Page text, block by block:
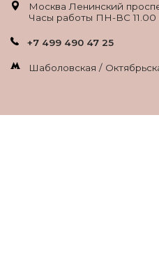
Москва Ленинский
Часы работы ПН-ВС 11.00
+7 499 490 47 25
Шаболовская /